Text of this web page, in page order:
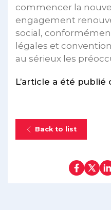
commencer la
engagement
social,
légales et
au sérieux les
L’article a été publié
Back to list